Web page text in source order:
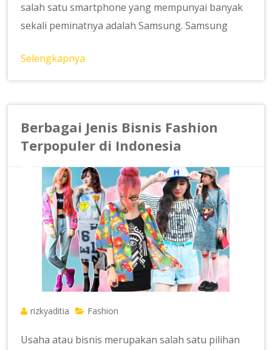
salah satu smartphone yang mempunyai banyak
sekali peminatnya adalah Samsung. Samsung
Selengkapnya
Berbagai Jenis Bisnis Fashion
Terpopuler di Indonesia
rizkyaditia Fashion
Usaha atau bisnis merupakan salah satu pilihan